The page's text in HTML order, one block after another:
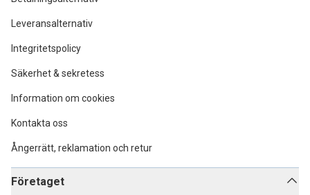
Leveransalternativ
Integritetspolicy
Säkerhet & sekretess
Information om cookies
Kontakta oss
Ångerrätt, reklamation och retur
Företaget